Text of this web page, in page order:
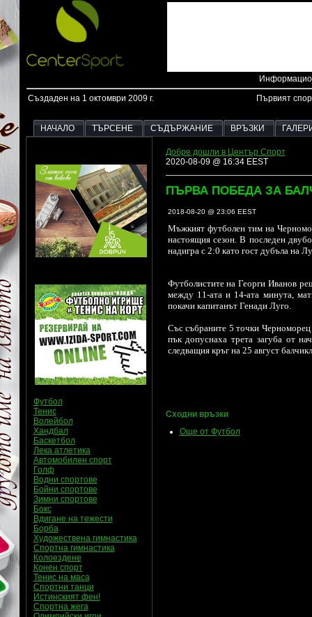
Създаден на 1 октомври 2009 г. Първият
НАЧАЛО ТЪРСЕНЕ СЪДЪРЖАНИЕ ВРЪЗКИ
Добре дошли в Център Спорт
2020-08-09 @ 16:34 EEST
ПЪРВА ПОБЕДА ЗА
2018-08-20 @ 23:06 EEST
Мъжкият футболен тим на
настоящия сезон. В последен
надигра с 2:0 като гост дубъла на
Футболистите на Георги Иванов
между 11-ата и 14-ата минута,
покачи капитанът Генади Луго.
Със събраните 5 точки Черноморец
пък допуснаха трета загуба от
следващия кръг на 25 август
Сходни връзки
Още от Футбол
Футбол
Тенис
Волейбол
Хандбал
Баскетбол
Лека атлетика
Автомобилен спорт
Голф
Водни спортове
Бойни спортове
Зимни спортове
Бокс
Вдигане на тежести
Борба
Художествена гимнастика
Спортна гимнастика
Колоездене
Конен спорт
Тенис на маса
Спортни танци
Истинският фен!
Спортна жега